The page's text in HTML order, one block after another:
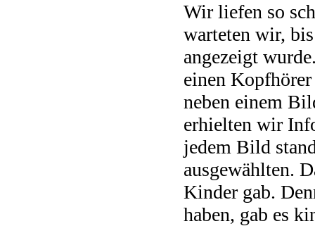
Wir liefen so
warteten wir,
angezeigt
einen
neben einem
erhielten wir
jedem Bild
ausgewählten.
Kinder gab.
haben, gab es